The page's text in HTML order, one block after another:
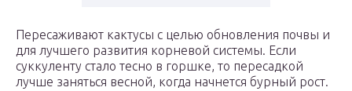
Пересаживают кактусы с целью обновления почвы и
для лучшего развития корневой системы. Если
суккуленту стало тесно в горшке, то пересадкой
лучше заняться весной, когда начнется бурный рост.